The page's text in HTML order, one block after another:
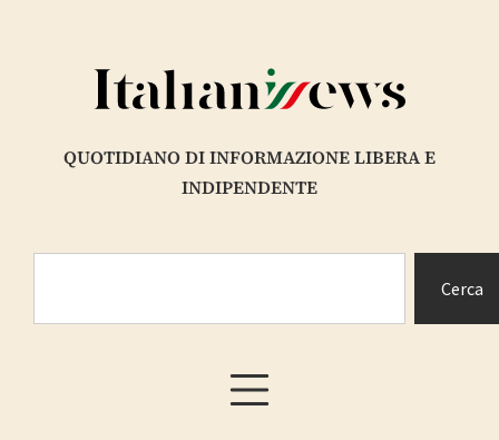
QUOTIDIANO DI INFORMAZIONE LIBERA E
INDIPENDENTE
Cerca